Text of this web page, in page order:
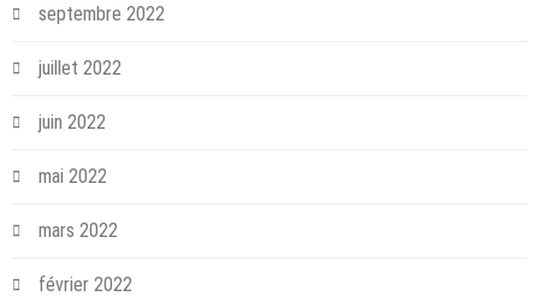
septembre 2022
juillet 2022
juin 2022
mai 2022
mars 2022
février 2022